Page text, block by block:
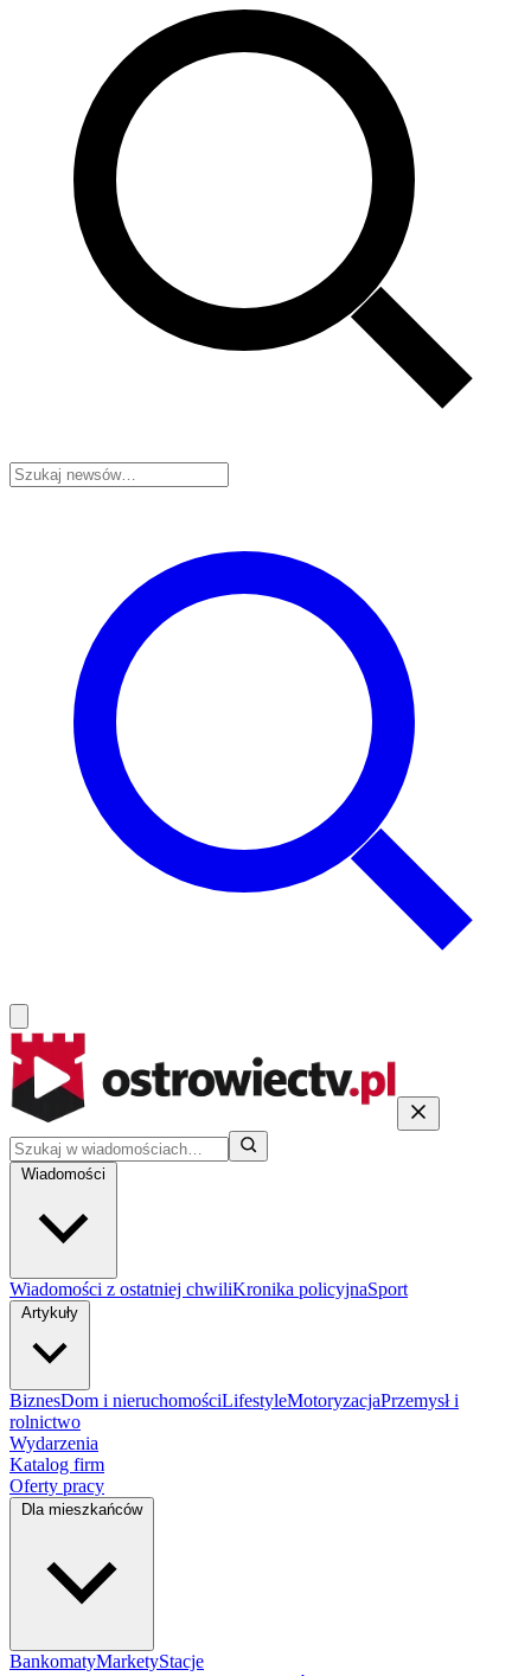
Wiadomości
Wiadomości z ostatniej chwiliKronika policyjnaSport
Artykuły
BiznesDom i nieruchomościLifestyleMotoryzacjaPrzemysł i
rolnictwo
Wydarzenia
Katalog firm
Oferty pracy
Dla mieszkańców
BankomatyMarketyStacje